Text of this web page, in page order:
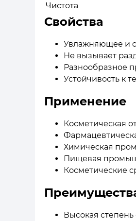
Чистота
Свойства
Увлажняющее и
Не вызывает
Разнообразное
Устойчивость к
Применение
Косметическая
Химическая
Пищевая
Косметические
Высокая